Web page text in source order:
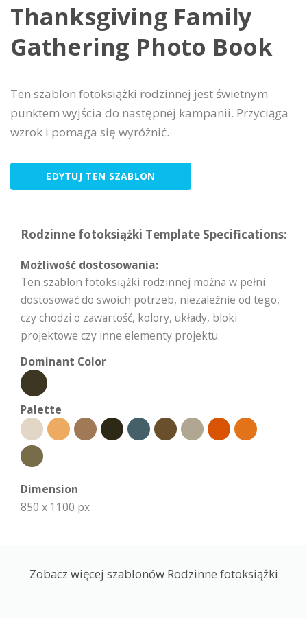
Thanksgiving Family
Gathering Photo Book
Ten szablon fotoksiążki rodzinnej jest świetnym
punktem wyjścia do następnej kampanii. Przyciąga
wzrok i pomaga się wyróżnić.
EDYTUJ TEN SZABLON
Rodzinne fotoksiążki Template Specifications:
Możliwość dostosowania:
Ten szablon fotoksiążki rodzinnej można w pełni
dostosować do swoich potrzeb, niezależnie od tego,
czy chodzi o zawartość, kolory, układy, bloki
projektowe czy inne elementy projektu.
Dominant Color
Palette
Dimension
850 x 1100 px
Zobacz więcej szablonów Rodzinne fotoksiążki